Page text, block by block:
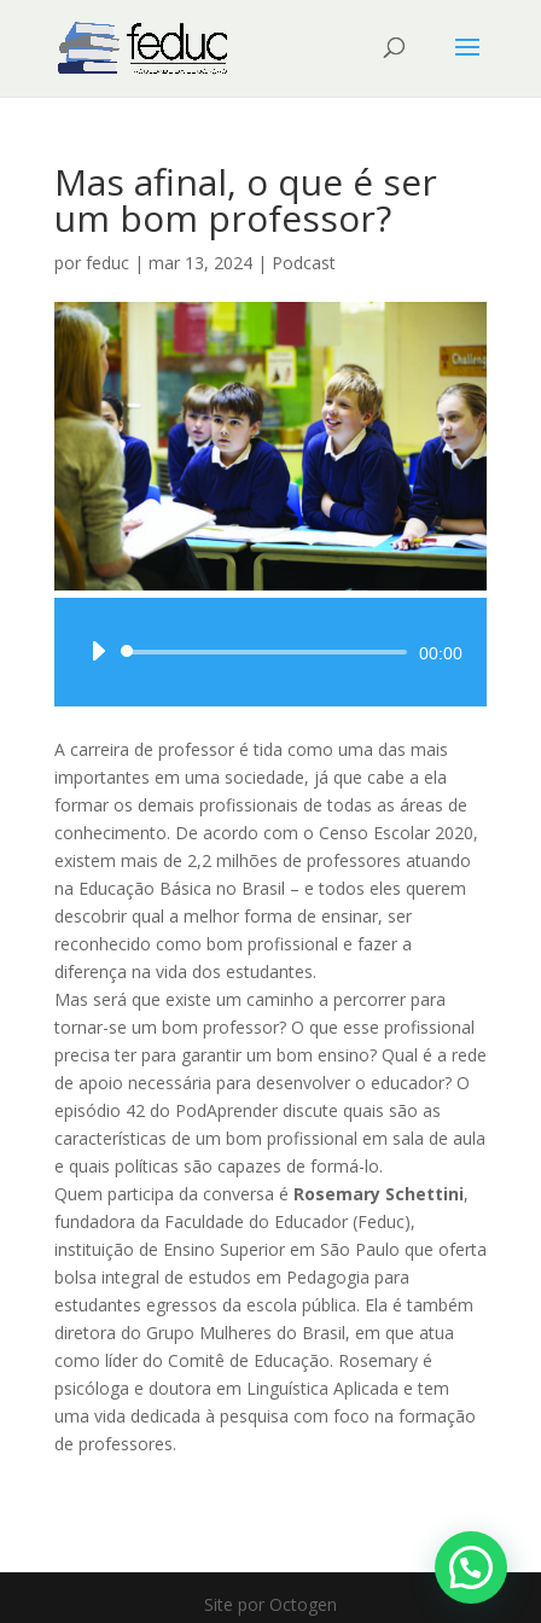
Mas afinal, o que é ser
um bom professor?
por feduc| mar 13, 2024| Podcast
Tocador
áudio
00:00
A carreira de professor é tida como uma das mais
importantes em uma sociedade, já que cabe a ela
formar os demais profissionais de todas as áreas de
conhecimento. De acordo com o Censo Escolar 2020,
existem mais de 2,2 milhões de professores atuando
na Educação Básica no Brasil – e todos eles querem
descobrir qual a melhor forma de ensinar, ser
reconhecido como bom profissional e fazer a
diferença na vida dos estudantes.
Mas será que existe um caminho a percorrer para
tornar-se um bom professor? O que esse profissional
precisa ter para garantir um bom ensino? Qual é a rede
de apoio necessária para desenvolver o educador? O
episódio 42 do PodAprender discute quais são as
características de um bom profissional em sala de aula
e quais políticas são capazes de formá-lo.
Quem participa da conversa é Rosemary Schettini,
fundadora da Faculdade do Educador (Feduc),
instituição de Ensino Superior em São Paulo que oferta
bolsa integral de estudos em Pedagogia para
estudantes egressos da escola pública. Ela é também
diretora do Grupo Mulheres do Brasil, em que atua
como líder do Comitê de Educação. Rosemary é
psicóloga e doutora em Linguística Aplicada e tem
uma vida dedicada à pesquisa com foco na formação
de professores.
Site por Octogen